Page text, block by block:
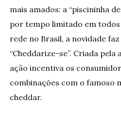
mais amados: a “piscininha
por tempo limitado em
rede no Brasil, a novidade
“Cheddarize-se”. Criada pela
ação incentiva os
combinações com o famoso
cheddar.